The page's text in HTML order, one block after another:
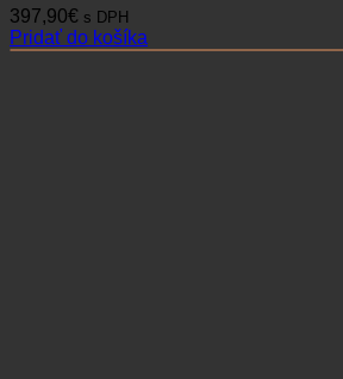
397,90€ s DPH
Pridať do košíka